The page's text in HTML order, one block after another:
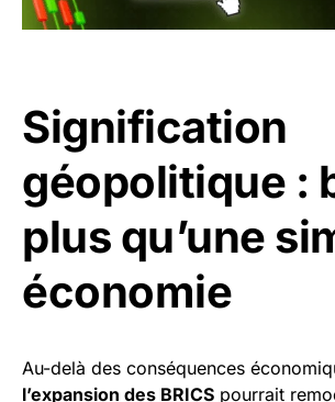
Signification
géopolitique :
plus qu’une
économie
Au-delà des conséquences
l’expansion des BRICS pourrait